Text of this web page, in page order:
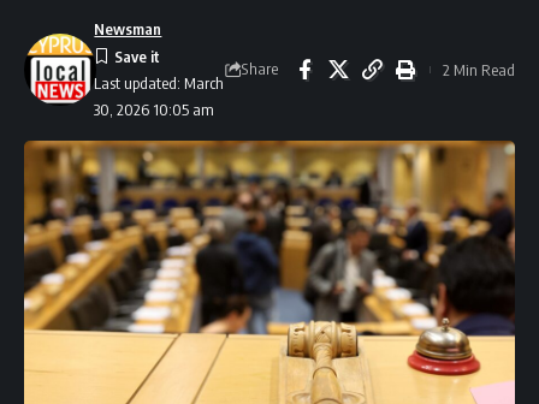
Last updated: March
30, 2026 10:05 am
Newsman
Share 2 Min Read